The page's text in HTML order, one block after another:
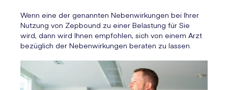
Wenn eine der genannten Nebenwirkungen bei Ihrer
Nutzung von Zepbound zu einer Belastung für Sie
wird, dann wird Ihnen empfohlen, sich von einem Arzt
bezüglich der Nebenwirkungen beraten zu lassen.